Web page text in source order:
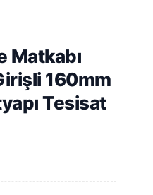
Matkabı
160mm
Tesisat